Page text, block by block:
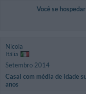
Você se
Nicola
Itália
Setembro 2014
Casal com média de idade
anos